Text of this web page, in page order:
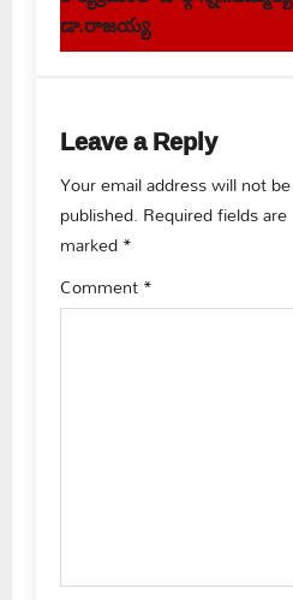
n
a
v
i
g
a
t
డా.రాజయ్య
Leave a Reply
Your email address will not be
published. Required fields are
marked*
Comment*